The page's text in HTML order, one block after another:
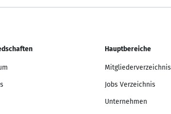
Hauptbereiche
Mitgliederverzeichnis
Jobs Verzeichnis
Unternehmen